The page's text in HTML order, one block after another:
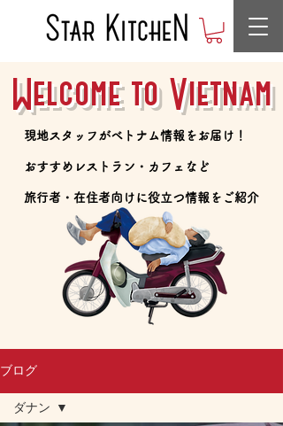
Welcome to Vietnam
​現地スタッフがベトナム情報をお届け！
​おすすめレストラン・カフェなど
​旅行者・在住者向けに役立つ情報をご紹介
ブログ
ダナン